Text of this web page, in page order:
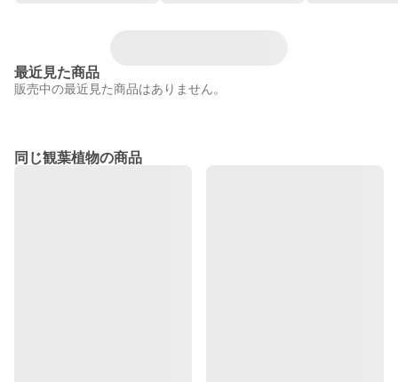
最近見た商品
販売中の最近見た商品はありません。
同じ観葉植物の商品